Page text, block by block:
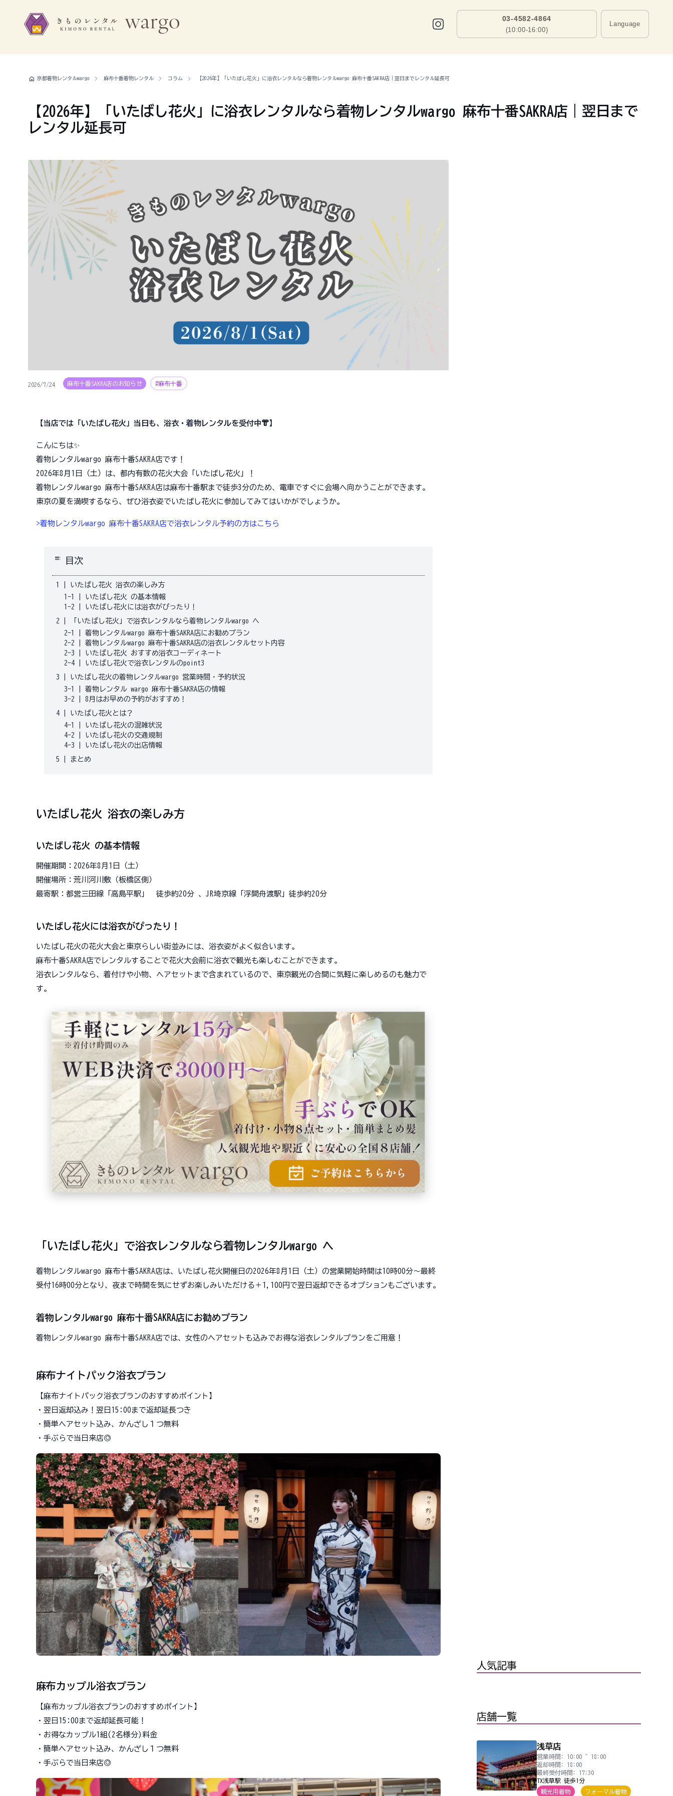
03-4582-4864
(10:00-16:00)
Language
home 京都着物レンタルwargo 麻布十番着物レンタル コラム 【2026年】「いたばし花火」に浴衣レンタルなら着物レンタルwargo 麻布十番SAKRA店｜翌日までレンタル延長可
【2026年】「いたばし花火」に浴衣レンタルなら着物レンタルwargo 麻布十番SAKRA店｜翌日まで
レンタル延長可
2026/7/24 麻布十番SAKRA店のお知らせ #麻布十番
【当店では「いたばし花火」当日も、浴衣・着物レンタルを受付中👘】
こんにちは✨
着物レンタルwargo 麻布十番SAKRA店です！
2026年8月1日（土）は、都内有数の花火大会「いたばし花火」！
着物レンタルwargo 麻布十番SAKRA店は麻布十番駅まで徒歩3分のため、電車ですぐに会場へ向かうことができます。
東京の夏を満喫するなら、ぜひ浴衣姿でいたばし花火に参加してみてはいかがでしょうか。
>着物レンタルwargo 麻布十番SAKRA店で浴衣レンタル予約の方はこちら
toc 目次
1
いたばし花火 浴衣の楽しみ方
1-1
いたばし花火 の基本情報
1-2
いたばし花火には浴衣がぴったり！
2
「いたばし花火」で浴衣レンタルなら着物レンタルwargo へ
2-1
着物レンタルwargo 麻布十番SAKRA店にお勧めプラン
2-2
着物レンタルwargo 麻布十番SAKRA店の浴衣レンタルセット内容
2-3
いたばし花火 おすすめ浴衣コーディネート
2-4
いたばし花火で浴衣レンタルのpoint3
3
いたばし花火の着物レンタルwargo 営業時間・予約状況
3-1
着物レンタル wargo 麻布十番SAKRA店の情報
3-2
8月はお早めの予約がおすすめ！
4
いたばし花火とは？
4-1
いたばし花火の混雑状況
4-2
いたばし花火の交通規制
4-3
いたばし花火の出店情報
5
まとめ
いたばし花火 浴衣の楽しみ方
いたばし花火 の基本情報
開催期間：2026年8月1日（土）
開催場所：荒川河川敷（板橋区側）
最寄駅：都営三田線「高島平駅」 徒歩約20分 、JR埼京線「浮間舟渡駅」徒歩約20分
いたばし花火には浴衣がぴったり！
いたばし花火の花火大会と東京らしい街並みには、浴衣姿がよく似合います。
麻布十番SAKRA店でレンタルすることで花火大会前に浴衣で観光も楽しむことができます。
浴衣レンタルなら、着付けや小物、ヘアセットまで含まれているので、東京観光の合間に気軽に楽しめるのも魅力で
す。
「いたばし花火」で浴衣レンタルなら着物レンタルwargo へ
着物レンタルwargo 麻布十番SAKRA店は、いたばし花火開催日の2026年8月1日（土）の営業開始時間は10時00分～最終
受付16時00分となり、夜まで時間を気にせずお楽しみいただける＋1,100円で翌日返却できるオプションもございます。
着物レンタルwargo 麻布十番SAKRA店にお勧めプラン
着物レンタルwargo 麻布十番SAKRA店では、女性のヘアセットも込みでお得な浴衣レンタルプランをご用意！
麻布ナイトパック浴衣プラン
【麻布ナイトパック浴衣プランのおすすめポイント】
・翌日返却込み！翌日15:00まで返却延長つき
・簡単ヘアセット込み、かんざし１つ無料
・手ぶらで当日来店◎
麻布カップル浴衣プラン
【麻布カップル浴衣プランのおすすめポイント】
・翌日15:00まで返却延長可能！
・お得なカップル1組(2名様分)料金
・簡単ヘアセット込み、かんざし１つ無料
・手ぶらで当日来店◎
人気記事
店舗一覧
浅草店
営業時間: 10:00 ~ 18:00
返却時間: 18:00
最終受付時間: 17:30
TX浅草駅 徒歩1分
観光用着物
フォーマル着物